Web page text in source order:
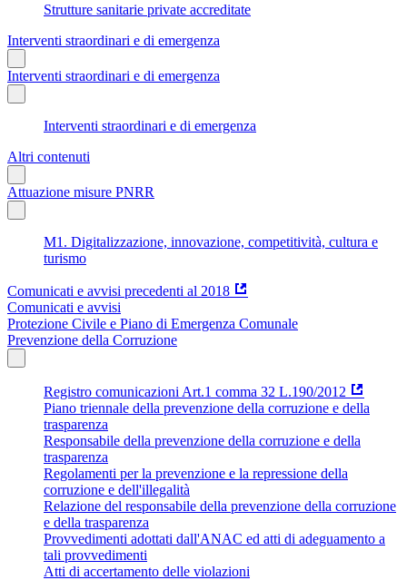
Strutture sanitarie private accreditate
Interventi straordinari e di emergenza
Interventi straordinari e di emergenza
Interventi straordinari e di emergenza
Altri contenuti
Attuazione misure PNRR
M1. Digitalizzazione, innovazione, competitività, cultura e
turismo
Comunicati e avvisi precedenti al 2018
Comunicati e avvisi
Protezione Civile e Piano di Emergenza Comunale
Prevenzione della Corruzione
Registro comunicazioni Art.1 comma 32 L.190/2012
Piano triennale della prevenzione della corruzione e della
trasparenza
Responsabile della prevenzione della corruzione e della
trasparenza
Regolamenti per la prevenzione e la repressione della
corruzione e dell'illegalità
Relazione del responsabile della prevenzione della corruzione
e della trasparenza
Provvedimenti adottati dall'ANAC ed atti di adeguamento a
tali provvedimenti
Atti di accertamento delle violazioni